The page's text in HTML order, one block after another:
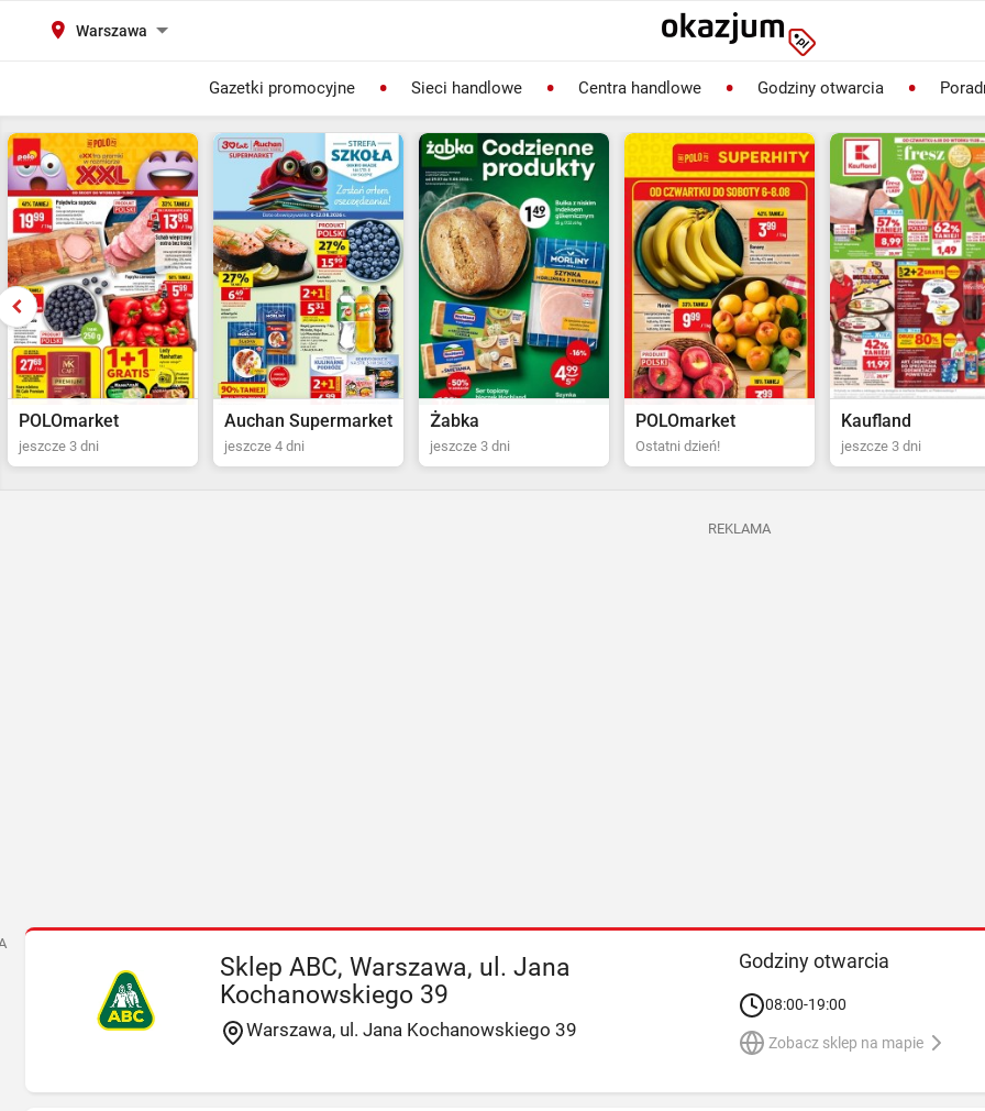
Warszawa
Gazetki promocyjne Sieci handlowe Centra handlowe Godziny otwarcia
Auchan Supermarket
jeszcze 4 dni
Żabka
jeszcze 3 dni
POLOmarket
Ostatni dzień!
Kaufland
jeszcze 3 dni
Biedronka
Ostatni dzień!
REKLAMA
Sklep ABC, Warszawa, ul. Jana
Kochanowskiego 39
Warszawa, ul. Jana Kochanowskiego 39
Godziny otwarcia
08:00-19:00
Zobacz sklep na mapie